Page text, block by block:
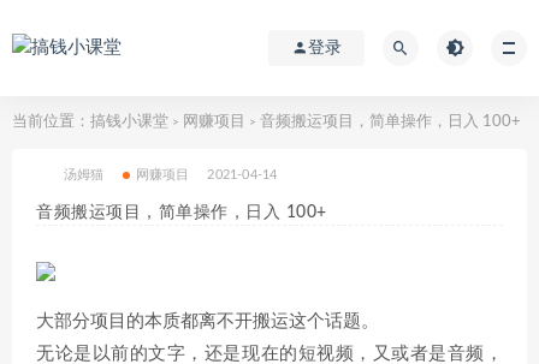
登录
当前位置： 搞钱小课堂 > 网赚项目 > 音频搬运项目，简单操作，日入 100+
汤姆猫 网赚项目 2021-04-14
音频搬运项目，简单操作，日入 100+
大部分项目的本质都离不开搬运这个话题。
无论是以前的文字，还是现在的短视频，又或者是音频，